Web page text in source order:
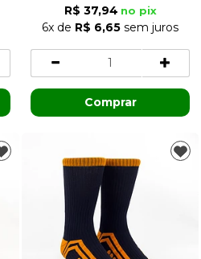
R$ 37,94 no pix
6x de R$ 6,65 sem juros
Comprar